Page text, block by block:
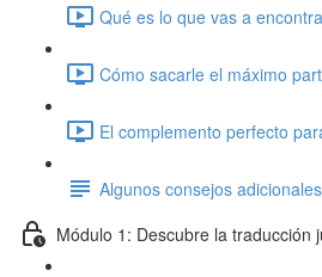
Qué es lo que vas a
Cómo sacarle el máximo
El complemento perfecto
Algunos consejos adicionales
Módulo 1: Descubre la traducción